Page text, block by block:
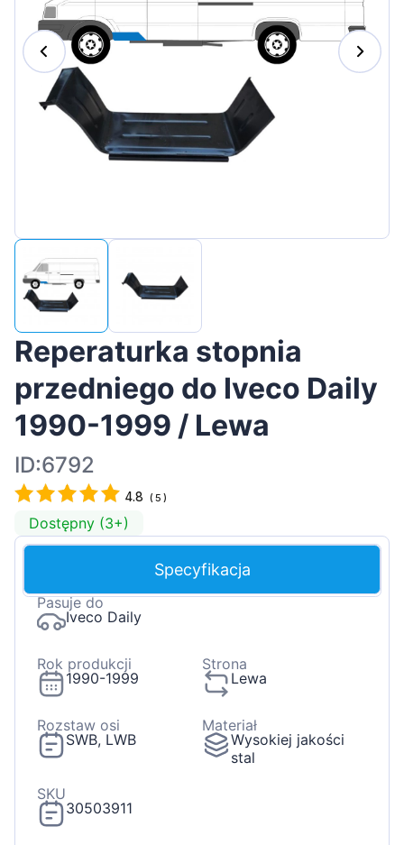
Magyar
Português
Slovenian
Latvian
Reperaturka stopnia
przedniego do Iveco Daily
1990-1999 / Lewa
ID:6792
4.8 (5 )
Dostępny (3+)
Specyfikacja
Pasuje do
Iveco Daily
Rok produkcji
1990-1999
Strona
Lewa
Rozstaw osi
SWB, LWB
Materiał
Wysokiej jakości
stal
SKU
30503911